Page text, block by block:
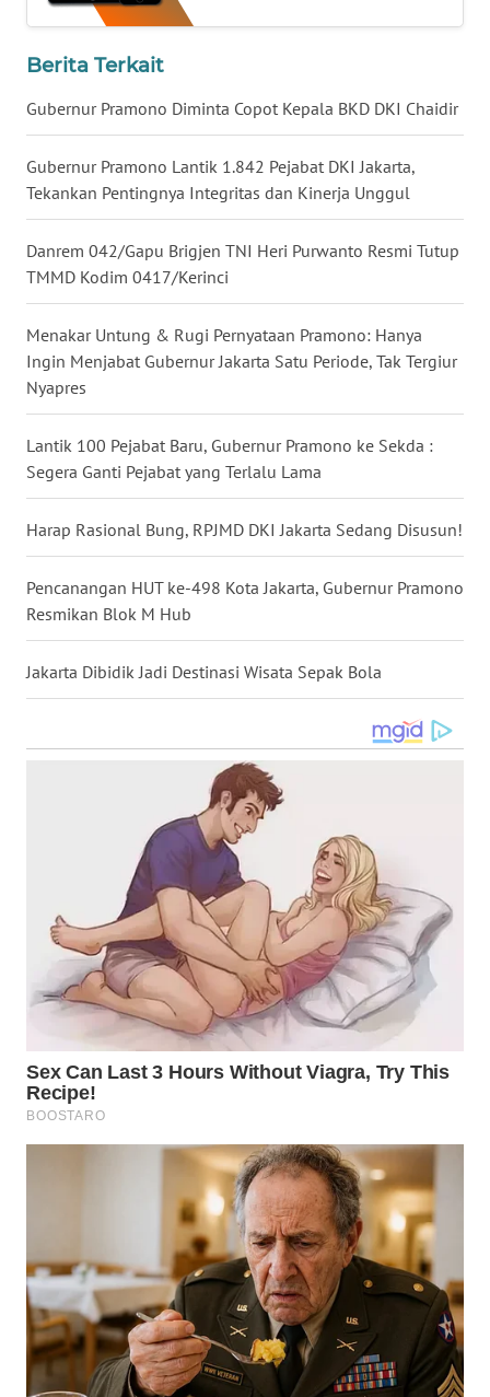
Berita Terkait
Gubernur Pramono Diminta Copot Kepala BKD DKI Chaidir
Gubernur Pramono Lantik 1.842 Pejabat DKI Jakarta,
Tekankan Pentingnya Integritas dan Kinerja Unggul
Danrem 042/Gapu Brigjen TNI Heri Purwanto Resmi Tutup
TMMD Kodim 0417/Kerinci
Menakar Untung & Rugi Pernyataan Pramono: Hanya
Ingin Menjabat Gubernur Jakarta Satu Periode, Tak Tergiur
Nyapres
Lantik 100 Pejabat Baru, Gubernur Pramono ke Sekda :
Segera Ganti Pejabat yang Terlalu Lama
Harap Rasional Bung, RPJMD DKI Jakarta Sedang Disusun!
Pencanangan HUT ke-498 Kota Jakarta, Gubernur Pramono
Resmikan Blok M Hub
Jakarta Dibidik Jadi Destinasi Wisata Sepak Bola
WN
BABEL
WN
SUMBAR
WN
SUMSEL
WN
WN
WN
NUSANTARA
WN
JOGJA
WN
JATIM
WN
KALTENG
WN
WN
KALSEL
SULSEL
WN
GORONTALO